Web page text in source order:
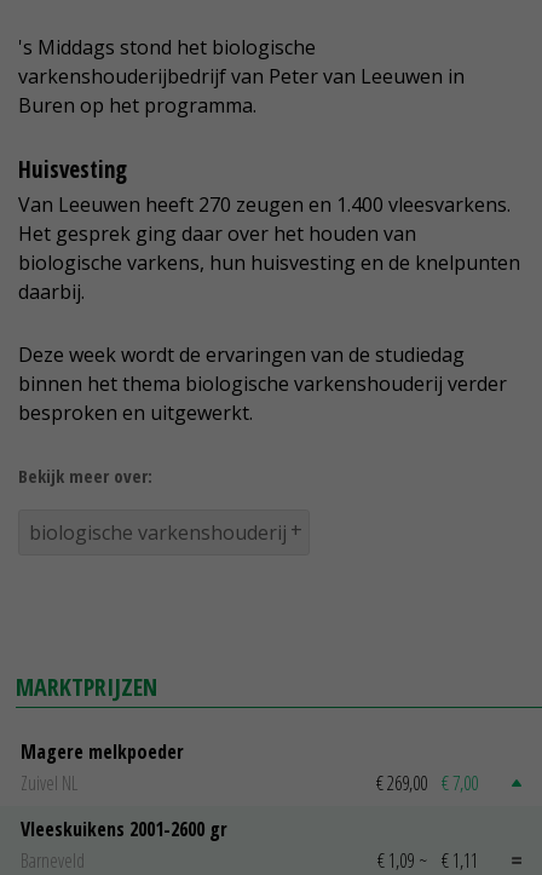
's Middags stond het biologische
varkenshouderijbedrijf van Peter van Leeuwen in
Buren op het programma.
Huisvesting
Van Leeuwen heeft 270 zeugen en 1.400 vleesvarkens.
Het gesprek ging daar over het houden van
biologische varkens, hun huisvesting en de knelpunten
daarbij.
Deze week wordt de ervaringen van de studiedag
binnen het thema biologische varkenshouderij verder
besproken en uitgewerkt.
Bekijk meer over:
biologische varkenshouderij
MARKTPRIJZEN
Magere melkpoeder
Zuivel NL
€ 269,00 € 7,00
Vleeskuikens 2001-2600 gr
Barneveld
€ 1,09 ~ € 1,11